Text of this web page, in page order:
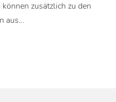
zusätzlich zu den
aus…